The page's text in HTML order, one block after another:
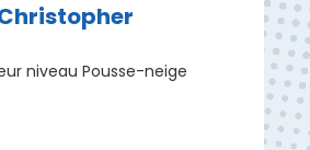
niveau Pousse-neige